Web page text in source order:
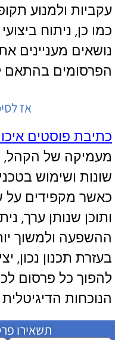
עקביות ולמנוע
כמו כן, ניתוח
נושאים מעניינים
הפרסומים בהתאם
אז
כתיבת פוסטים
מעמיקה של
שונות ושימוש
כאשר מקפידים על
ותוכן שנותן ערך,
ההשפעה ולמשוך
בעזרת תכנון נכון,
להפוך כל פרסום
הנוכחות
תשאירו